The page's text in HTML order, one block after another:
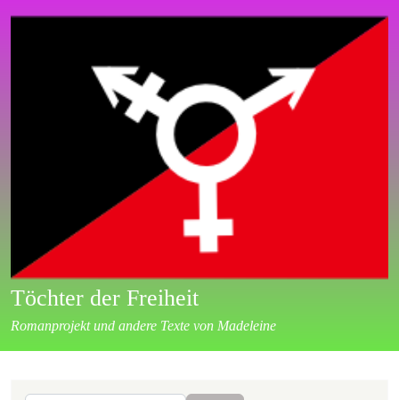
Töchter der Freiheit
Romanprojekt und andere Texte von Madeleine